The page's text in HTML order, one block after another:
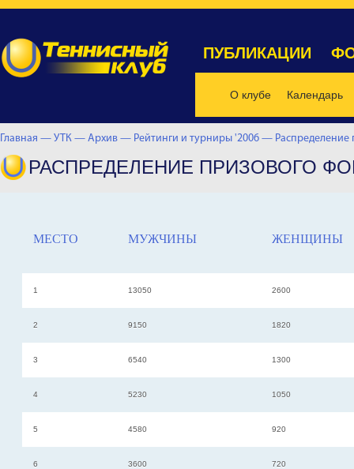
ПУБЛИКАЦИИ
О клубе Календарь
Главная — УТК — Архив — Рейтинги и турниры '2006 —
РАСПРЕДЕЛЕНИЕ ПРИЗОВОГО
МЕСТО МУЖЧИНЫ ЖЕНЩИНЫ
1 13050 2600
2 9150 1820
3 6540 1300
4 5230 1050
5 4580 920
6 3600 720